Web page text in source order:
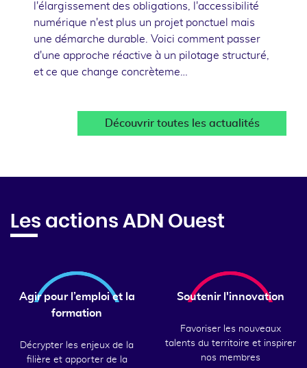
l'élargissement des obligations, l'accessibilité
numérique n'est plus un projet ponctuel mais
une démarche durable. Voici comment passer
d'une approche réactive à un pilotage structuré,
et ce que change concrèteme…
Découvrir toutes les actualités
Les actions ADN Ouest
Agir pour l’emploi et la
formation
Décrypter les enjeux de la
filière et apporter de la
Soutenir l'innovation
Favoriser les nouveaux
talents du territoire et inspirer
nos membres